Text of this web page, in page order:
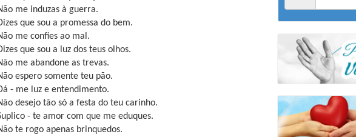
me induzas à guerra.
que sou a promessa do bem.
me confies ao mal.
que sou a luz dos teus olhos.
me abandone as trevas.
espero somente teu pão.
- me luz e entendimento.
desejo tão só a festa do teu carinho.
- te amor com que me eduques.
te rogo apenas brinquedos.